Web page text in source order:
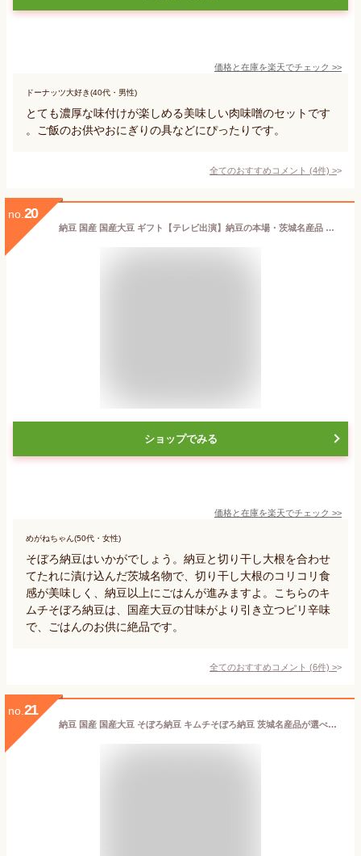
価格と在庫を楽天でチェック >>
ドーナッツ大好き(40代・男性)
とても濃厚な味付けが楽しめる美味しい肉味噌のセットです
。ご飯のお供やおにぎりの具などにぴったりです。
全てのおすすめコメント (4件) >
no. 20
納豆 国産 国産大豆 ギフト【テレビ出演】納豆の本場・茨城名産品 キムチそぼろ納豆 送料無料 140g×2パック お試しセット 北海道 にも配送可能 ナットウキナーゼ 納豆キナーゼ 納豆菌 水戸納豆 ご飯のお供 ギフト 父の日
ショップでみる
価格と在庫を楽天でチェック >>
めがねちゃん(50代・女性)
そぼろ納豆はいかがでしょう。納豆と切り干し大根を合わせ
てたれに漬け込んだ茨城名物で、切り干し大根のコリコリ食
感が美味しく、納豆以上にごはんが進みますよ。こちらのキ
ムチそぼろ納豆は、国産大豆の甘味がより引き立つピリ辛味
で、ごはんのお供に絶品です。
全てのおすすめコメント (6件) >
no. 21
納豆 国産 国産大豆 そぼろ納豆 キムチそぼろ納豆 茨城名産品が選べるセット お得なまとめ買い 140g×12パック ナットウキナーゼ 納豆キナーゼ 納豆菌 水戸納豆 ご飯のお供 たれ タレ ナットウ ギフト セット プレゼント